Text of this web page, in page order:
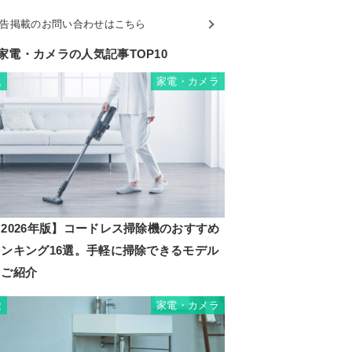
掲載のお問い合わせはこちら
電・カメラの人気記事TOP10
家電・カメラ
年版】コードレス掃除機のおすすめ
キング16選。手軽に掃除できるモデル
紹介
家電・カメラ